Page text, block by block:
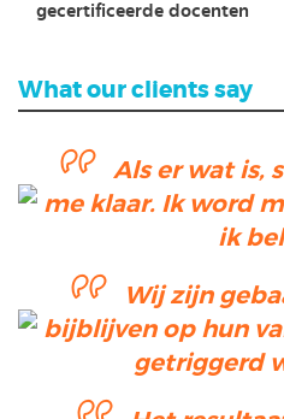
gecertificeerde docenten
What our clients say
Als er wat is,
me klaar. Ik word
ik bel
Wij zijn
bijblijven op hun
getriggerd